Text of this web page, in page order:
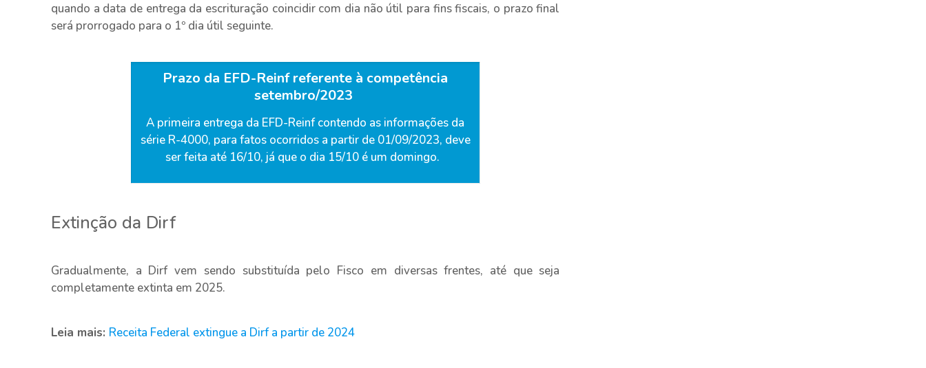
quando a data de entrega da escrituração coincidir com dia não útil para fins fiscais, o prazo final
será prorrogado para o 1º dia útil seguinte.
Prazo da EFD-Reinf referente à competência
setembro/2023
A primeira entrega da EFD-Reinf contendo as informações da
série R-4000, para fatos ocorridos a partir de 01/09/2023, deve
ser feita até 16/10, já que o dia 15/10 é um domingo.
Extinção da Dirf
Gradualmente, a Dirf vem sendo substituída pelo Fisco em diversas frentes, até que seja
completamente extinta em 2025.
Leia mais: Receita Federal extingue a Dirf a partir de 2024